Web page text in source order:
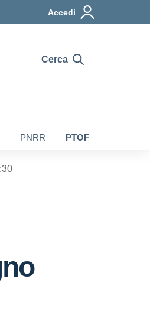
Accedi
Cerca
PNRR PTOF